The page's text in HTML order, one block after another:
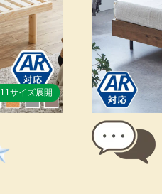
11サイズ展開